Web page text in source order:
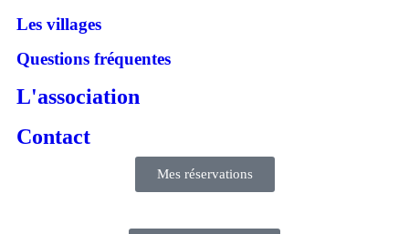
Les villages
Questions fréquentes
L'association
Contact
Mes réservations